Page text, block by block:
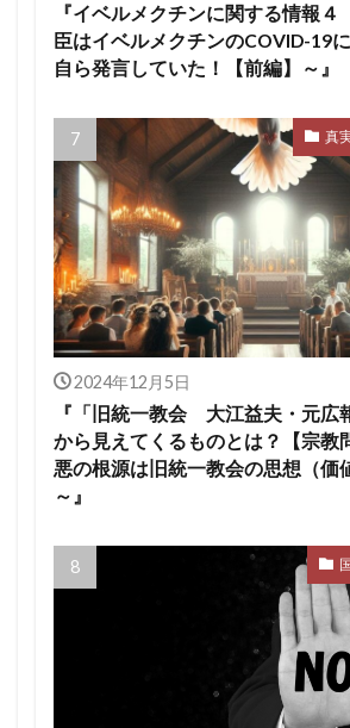
『イベルメクチンに関する情報
臣はイベルメクチンのCOVID-19
自ら発言していた！【前編】～』
真
2024年12月5日
『「旧統一教会 大江益夫・元広
から見えてくるものとは？【宗
悪の根源は旧統一教会の思想（価
～』